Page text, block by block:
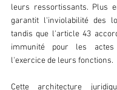
leurs ressortissants. Plus
garantit l'inviolabilité des
tandis que l'article 43
immunité pour les actes
l'exercice de leurs fonctions.
Cette architecture